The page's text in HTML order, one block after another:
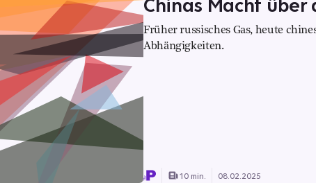
Früher russisches Gas, heute
Abhängigkeiten.
10 min. 08.02.2025